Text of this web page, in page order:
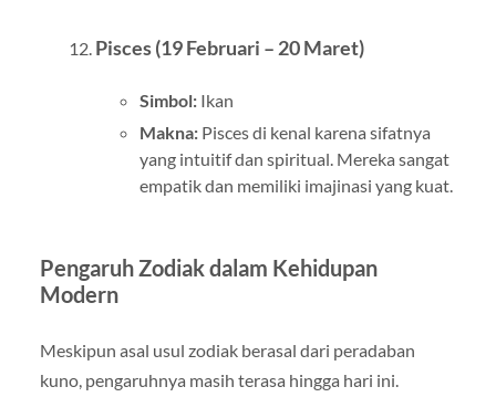
Pisces (19 Februari – 20 Maret)
Simbol:Ikan
Makna:Pisces di kenal karena sifatnya
yang intuitif dan spiritual. Mereka sangat
empatik dan memiliki imajinasi yang kuat.
Pengaruh Zodiak dalam Kehidupan
Modern
Meskipun asal usul zodiak berasal dari peradaban
kuno, pengaruhnya masih terasa hingga hari ini.